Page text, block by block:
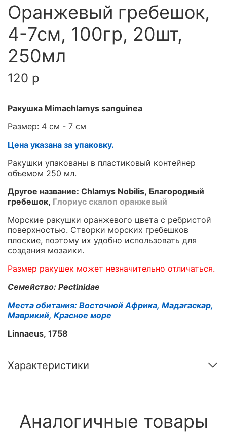
Оранжевый гребешок,
4-7см, 100гр, 20шт,
250мл
120 р
Ракушка Mimachlamys sanguinea
Размер: 4 см - 7 см
Цена указана за упаковку.
Ракушки упакованы в пластиковый контейнер
объемом 250 мл.
Другое название: Chlamys Nobilis, Благородный
гребешок, Глориус скалоп оранжевый
Морские ракушки оранжевого цвета с ребристой
поверхностью. Створки морских гребешков
плоские, поэтому их удобно использовать для
создания мозаики.
Размер ракушек может незначительно отличаться.
Семейство: Pectinidae
Места обитания: Восточной Африка, Мадагаскар,
Маврикий, Красное море
Linnaeus, 1758
Характеристики
Аналогичные товары